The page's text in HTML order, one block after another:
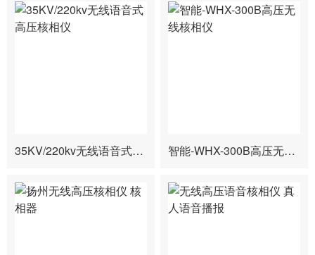
35KV/220kv无线语音式高压核相仪 智能-WHX-300B高压无线核相仪